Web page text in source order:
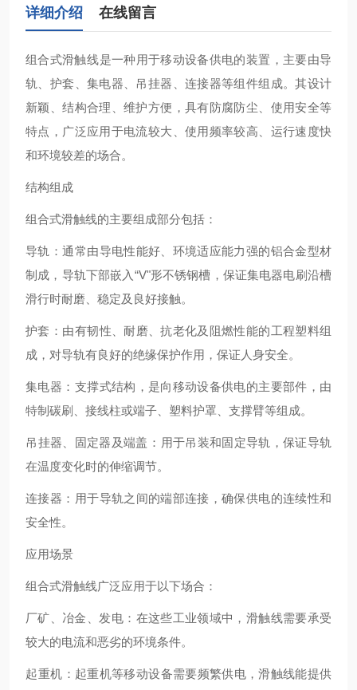
详细介绍 在线留言
组合式滑触线‌是一种用于移动设备供电的装置，主要由导
轨、护套、集电器、吊挂器、连接器等组件组成。其设计
新颖、结构合理、维护方便，具有防腐防尘、使用安全等
特点，广泛应用于电流较大、使用频率较高、运行速度快
和环境较差的场合‌。
结构组成
组合式滑触线的主要组成部分包括：
导轨‌：通常由导电性能好、环境适应能力强的铝合金型材
制成，导轨下部嵌入“V"形不锈钢槽，保证集电器电刷沿槽
滑行时耐磨、稳定及良好接触‌。
护套‌：由有韧性、耐磨、抗老化及阻燃性能的工程塑料组
成，对导轨有良好的绝缘保护作用，保证人身安全‌。
集电器‌：支撑式结构，是向移动设备供电的主要部件，由
特制碳刷、接线柱或端子、塑料护罩、支撑臂等组成‌。
‌吊挂器、固定器及端盖‌：用于吊装和固定导轨，保证导轨
在温度变化时的伸缩调节‌。
连接器‌：用于导轨之间的端部连接，确保供电的连续性和
安全性‌。
应用场景
组合式滑触线广泛应用于以下场合：
厂矿、冶金、发电‌：在这些工业领域中，滑触线需要承受
较大的电流和恶劣的环境条件。
‌起重机‌：起重机等移动设备需要频繁供电，滑触线能提供